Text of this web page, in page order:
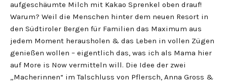
aufgeschäumte Milch mit Kakao Sprenkel oben drauf!
Warum? Weil die Menschen hinter dem neuen Resort in
den Südtiroler Bergen für Familien das Maximum aus
jedem Moment herausholen & das Leben in vollen Zügen
genießen wollen – eigentlich das, was ich als Mama hier
auf More is Now vermitteln will. Die Idee der zwei
„Macherinnen“ im Talschluss von Pflersch, Anna Gross &